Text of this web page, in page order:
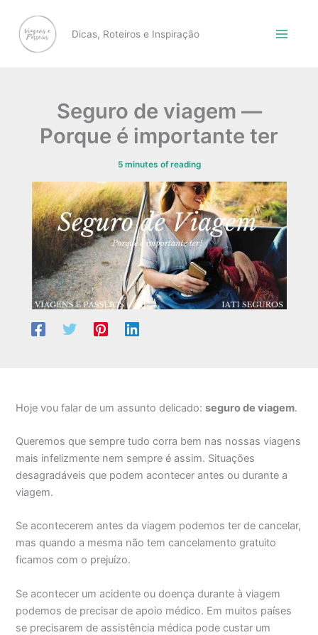
content
Dicas, Roteiros e Inspiração
Seguro de viagem —
Porque é importante ter
5 minutes of reading
Hoje vou falar de um assunto delicado:seguro de viagem.
Queremos que sempre tudo corra bem nas nossas viagens
mais infelizmente nem sempre é assim. Situações
desagradáveis que podem acontecer antes ou durante a
viagem.
Se acontecerem antes da viagem podemos ter de cancelar,
mas quando a mesma não tem cancelamento gratuito
ficamos com o prejuízo.
Se acontecer um acidente ou doença durante à viagem
podemos de precisar de apoio médico. Em muitos países
se precisarem de assistência médica pode custar um